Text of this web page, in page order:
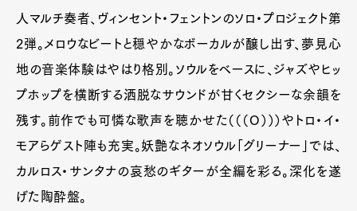
人マルチ奏者、ヴィンセント・フェントンのソロ・プロジェクト第
2弾。メロウなビートと穏やかなボーカルが醸し出す、夢見心
地の音楽体験はやはり格別。ソウルをベースに、ジャズやヒッ
プホップを横断する洒脱なサウンドが甘くセクシーな余韻を
残す。前作でも可憐な歌声を聴かせた（（（O）））やトロ・イ・
モアらゲスト陣も充実。妖艶なネオソウル「グリーナー」では、
カルロス・サンタナの哀愁のギターが全編を彩る。深化を遂
げた陶酔盤。